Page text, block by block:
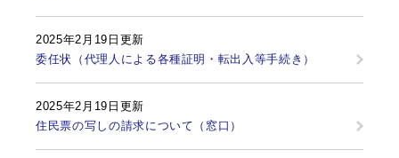
2025年2月19日更新
委任状（代理人による各種証明・転出入等手続き）
2025年2月19日更新
住民票の写しの請求について（窓口）